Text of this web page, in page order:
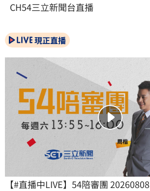
CH54三立新聞台直播
現正直播
【#直播中LIVE】54陪審團 20260808